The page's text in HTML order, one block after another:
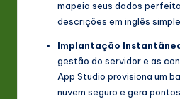
mapeia seus dados
descrições em inglês
Implantação
gestão do servidor e as
App Studio provisiona um
nuvem seguro e gera